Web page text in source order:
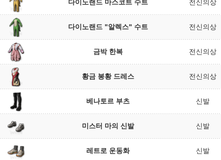
다이노랜드 마스코트 수트 전신의상
다이노랜드 "알렉스" 수트 전신의상
금박 한복 전신의상
황금 봉황 드레스 전신의상
베나토르 부츠 신발
미스터 마의 신발 신발
레트로 운동화 신발